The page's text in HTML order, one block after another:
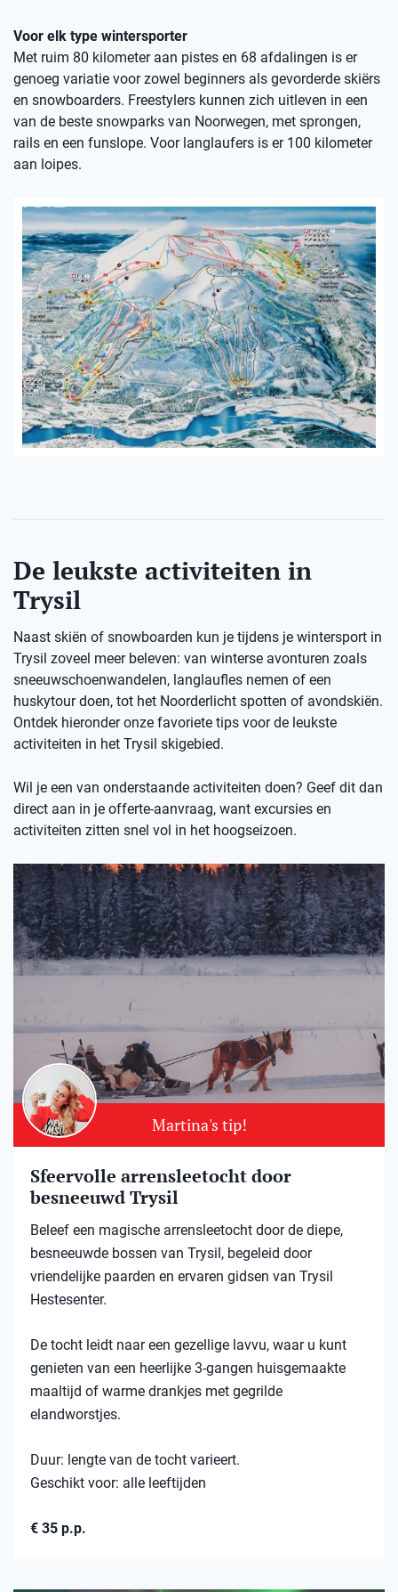
Voor elk type wintersporter
Met ruim 80 kilometer aan pistes en 68 afdalingen is er
genoeg variatie voor zowel beginners als gevorderde skiërs
en snowboarders. Freestylers kunnen zich uitleven in een
van de beste snowparks van Noorwegen, met sprongen,
rails en een funslope. Voor langlaufers is er 100 kilometer
aan loipes.
De leukste activiteiten in
Trysil
Naast skiën of snowboarden kun je tijdens je wintersport in
Trysil zoveel meer beleven: van winterse avonturen zoals
sneeuwschoenwandelen, langlaufles nemen of een
huskytour doen, tot het Noorderlicht spotten of avondskiën.
Ontdek hieronder onze favoriete tips voor de leukste
activiteiten in het Trysil skigebied.
Wil je een van onderstaande activiteiten doen? Geef dit dan
direct aan in je offerte-aanvraag, want excursies en
activiteiten zitten snel vol in het hoogseizoen.
Martina's tip!
Sfeervolle arrensleetocht door
besneeuwd Trysil​
Beleef een magische arrensleetocht door de diepe,
besneeuwde bossen van Trysil, begeleid door
vriendelijke paarden en ervaren gidsen van Trysil
Hestesenter.
De tocht leidt naar een gezellige lavvu, waar u kunt
genieten van een heerlijke 3-gangen huisgemaakte
maaltijd of warme drankjes met gegrilde
elandworstjes.
Duur: lengte van de tocht varieert.
Geschikt voor: alle leeftijden
€ 35 p.p.